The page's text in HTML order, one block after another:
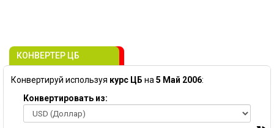
КОНВЕРТЕР ЦБ
Конвертируй используя курс ЦБ на 5 Май 2006:
Конвертировать из: